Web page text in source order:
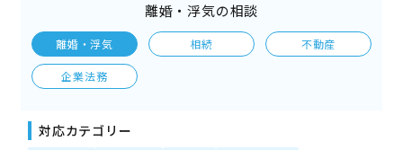
離婚・浮気の相談
離婚・浮気 相続 不動産
企業法務
対応カテゴリー